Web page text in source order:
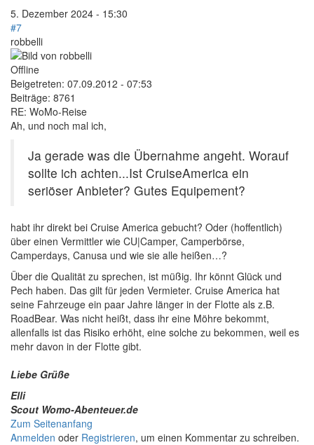
5. Dezember 2024 - 15:30
#7
robbelli
Offline
Beigetreten: 07.09.2012 - 07:53
Beiträge: 8761
RE: WoMo-Reise
Ah, und noch mal ich,
Ja gerade was die Übernahme angeht. Worauf
sollte ich achten...Ist CruiseAmerica ein
seriöser Anbieter? Gutes Equipement?
habt ihr direkt bei Cruise America gebucht? Oder (hoffentlich)
über einen Vermittler wie CU|Camper, Camperbörse,
Camperdays, Canusa und wie sie alle heißen…?
Über die Qualität zu sprechen, ist müßig. Ihr könnt Glück und
Pech haben. Das gilt für jeden Vermieter. Cruise America hat
seine Fahrzeuge ein paar Jahre länger in der Flotte als z.B.
RoadBear. Was nicht heißt, dass ihr eine Möhre bekommt,
allenfalls ist das Risiko erhöht, eine solche zu bekommen, weil es
mehr davon in der Flotte gibt.
Liebe Grüße
Elli
Scout Womo-Abenteuer.de
Zum Seitenanfang
Anmelden oder Registrieren, um einen Kommentar zu schreiben.